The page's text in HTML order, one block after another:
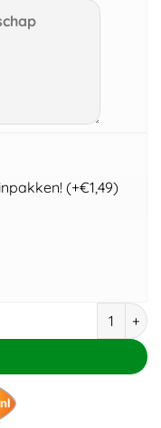
(+€1,49)